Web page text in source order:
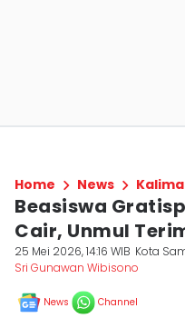
Home News
Beasiswa
Cair, Unmul
25 Mei 2026, 14:16 WIB Kota
Sri Gunawan Wibisono
News Channel